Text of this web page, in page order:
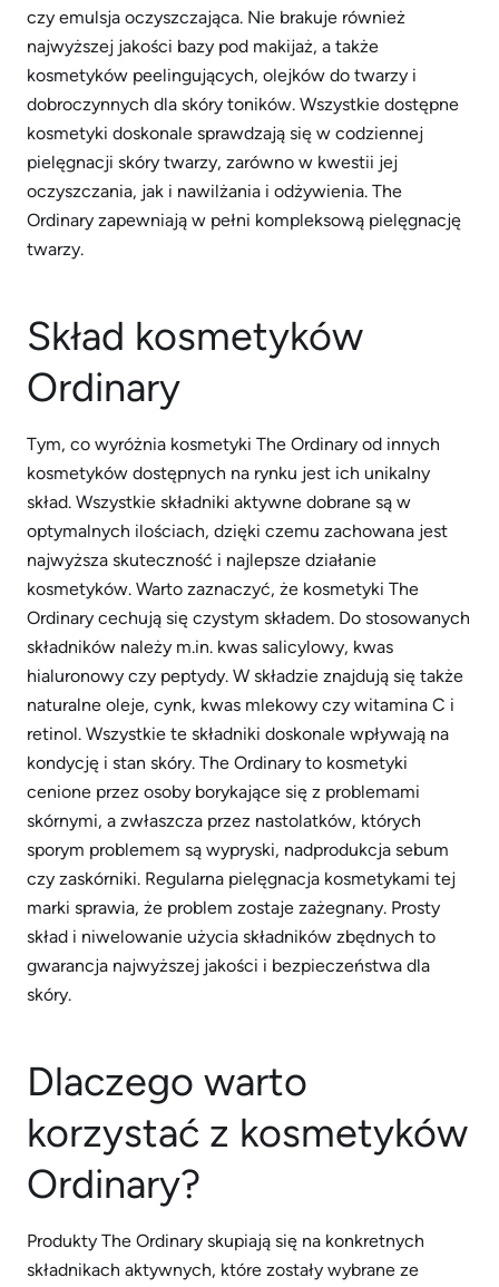
czy emulsja oczyszczająca. Nie brakuje również
najwyższej jakości bazy pod makijaż, a także
kosmetyków peelingujących, olejków do twarzy i
dobroczynnych dla skóry toników. Wszystkie dostępne
kosmetyki doskonale sprawdzają się w codziennej
pielęgnacji skóry twarzy, zarówno w kwestii jej
oczyszczania, jak i nawilżania i odżywienia. The
Ordinary zapewniają w pełni kompleksową pielęgnację
twarzy.
Skład kosmetyków
Ordinary
Tym, co wyróżnia kosmetyki The Ordinary od innych
kosmetyków dostępnych na rynku jest ich unikalny
skład. Wszystkie składniki aktywne dobrane są w
optymalnych ilościach, dzięki czemu zachowana jest
najwyższa skuteczność i najlepsze działanie
kosmetyków. Warto zaznaczyć, że kosmetyki The
Ordinary cechują się czystym składem. Do stosowanych
składników należy m.in. kwas salicylowy, kwas
hialuronowy czy peptydy. W składzie znajdują się także
naturalne oleje, cynk, kwas mlekowy czy witamina C i
retinol. Wszystkie te składniki doskonale wpływają na
kondycję i stan skóry. The Ordinary to kosmetyki
cenione przez osoby borykające się z problemami
skórnymi, a zwłaszcza przez nastolatków, których
sporym problemem są wypryski, nadprodukcja sebum
czy zaskórniki. Regularna pielęgnacja kosmetykami tej
marki sprawia, że problem zostaje zażegnany. Prosty
skład i niwelowanie użycia składników zbędnych to
gwarancja najwyższej jakości i bezpieczeństwa dla
skóry.
Dlaczego warto
korzystać z kosmetyków
Ordinary?
Produkty The Ordinary skupiają się na konkretnych
składnikach aktywnych, które zostały wybrane ze